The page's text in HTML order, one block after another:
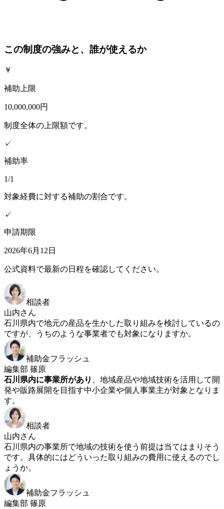
この制度の強みと、誰が使えるか
￥
補助上限
10,000,000円
制度全体の上限額です。
✓
補助率
1/1
対象経費に対する補助の割合です。
✓
申請期限
2026年6月12日
公式資料で最新の日程を確認してください。
相談者
山内さん
石川県内で地元の産品を生かした取り組みを検討しているの
ですが、うちのような事業者でも対象になりますか。
補助金フラッシュ
編集部 篠原
石川県内に事業所があり
、地域産品や地域技術を活用して開
発や販路展開を目指す中小企業や個人事業主が対象となりま
す。
相談者
山内さん
石川県内の事業所で地域の技術を使う前提は当てはまりそう
です。具体的にはどういった取り組みの費用に使えるのでし
ょうか。
補助金フラッシュ
編集部 篠原